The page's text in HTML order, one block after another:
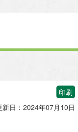
印刷
新日：2024年07月10日